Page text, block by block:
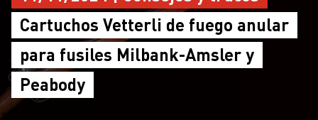
Cartuchos Vetterli de fuego anular
para fusiles Milbank-Amsler y
Peabody